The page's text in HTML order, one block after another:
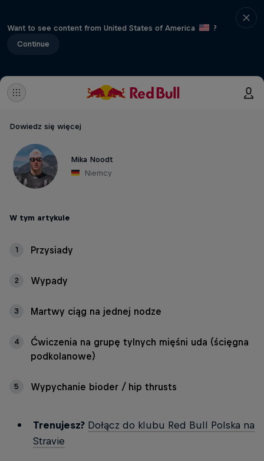
Want to see content from United States of America
?
Continue
Dowiedz się więcej
Mika Noodt
Niemcy
W tym artykule
1 Przysiady
2 Wypady
3 Martwy ciąg na jednej nodze
4
Ćwiczenia na grupę tylnych mięśni uda (ścięgna
podkolanowe)
5 Wypychanie bioder / hip thrusts
Trenujesz? Dołącz do klubu Red Bull Polska na
Stravie